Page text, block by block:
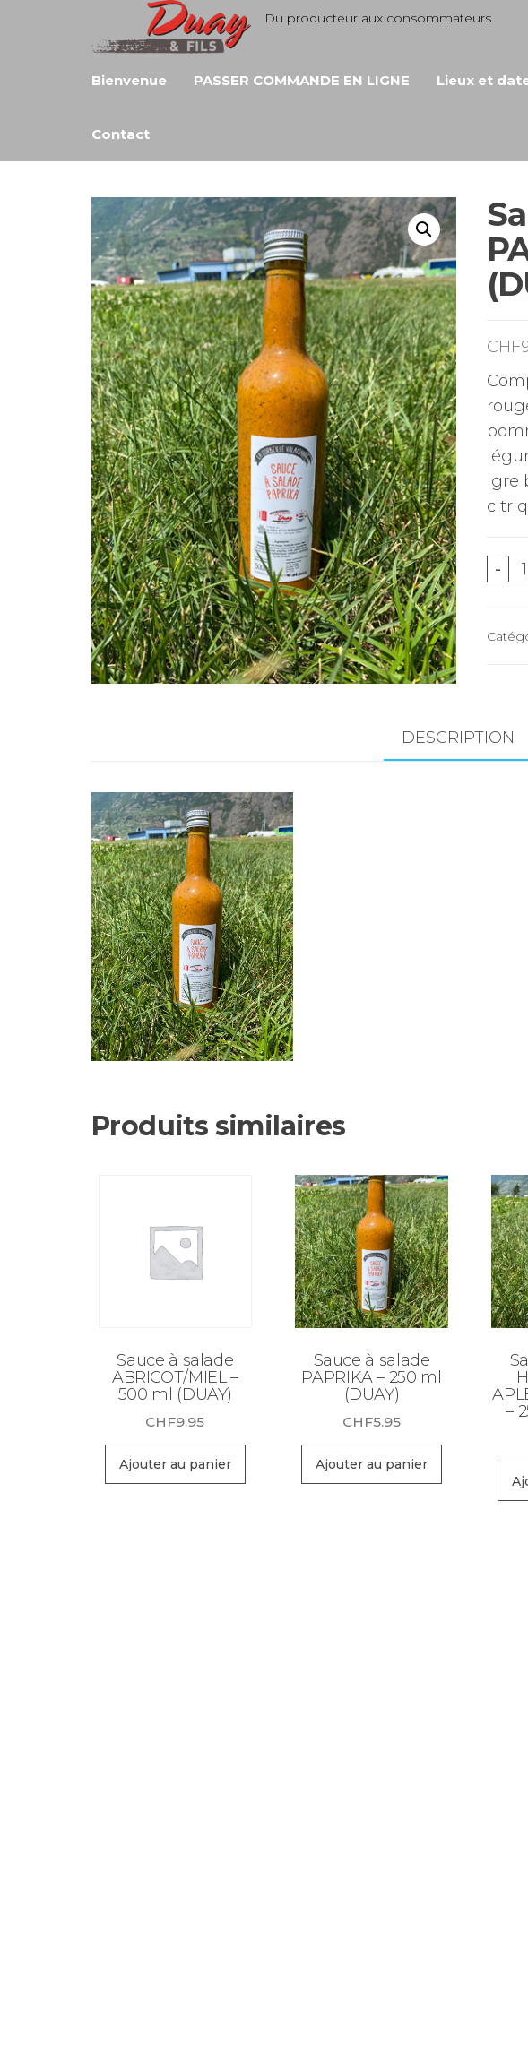
Du producteur aux consommateurs
Bienvenue PASSER COMMANDE EN LIGNE Lieux et
Contact
CHF
igre
-
à
50
DESCRIPTION
Produits similaires
Sauce à salade
ABRICOT/MIEL –
500 ml (DUAY)
CHF9.95
Ajouter au panier
Sauce à salade
PAPRIKA – 250 ml
(DUAY)
CHF5.95
Ajouter au panier
–